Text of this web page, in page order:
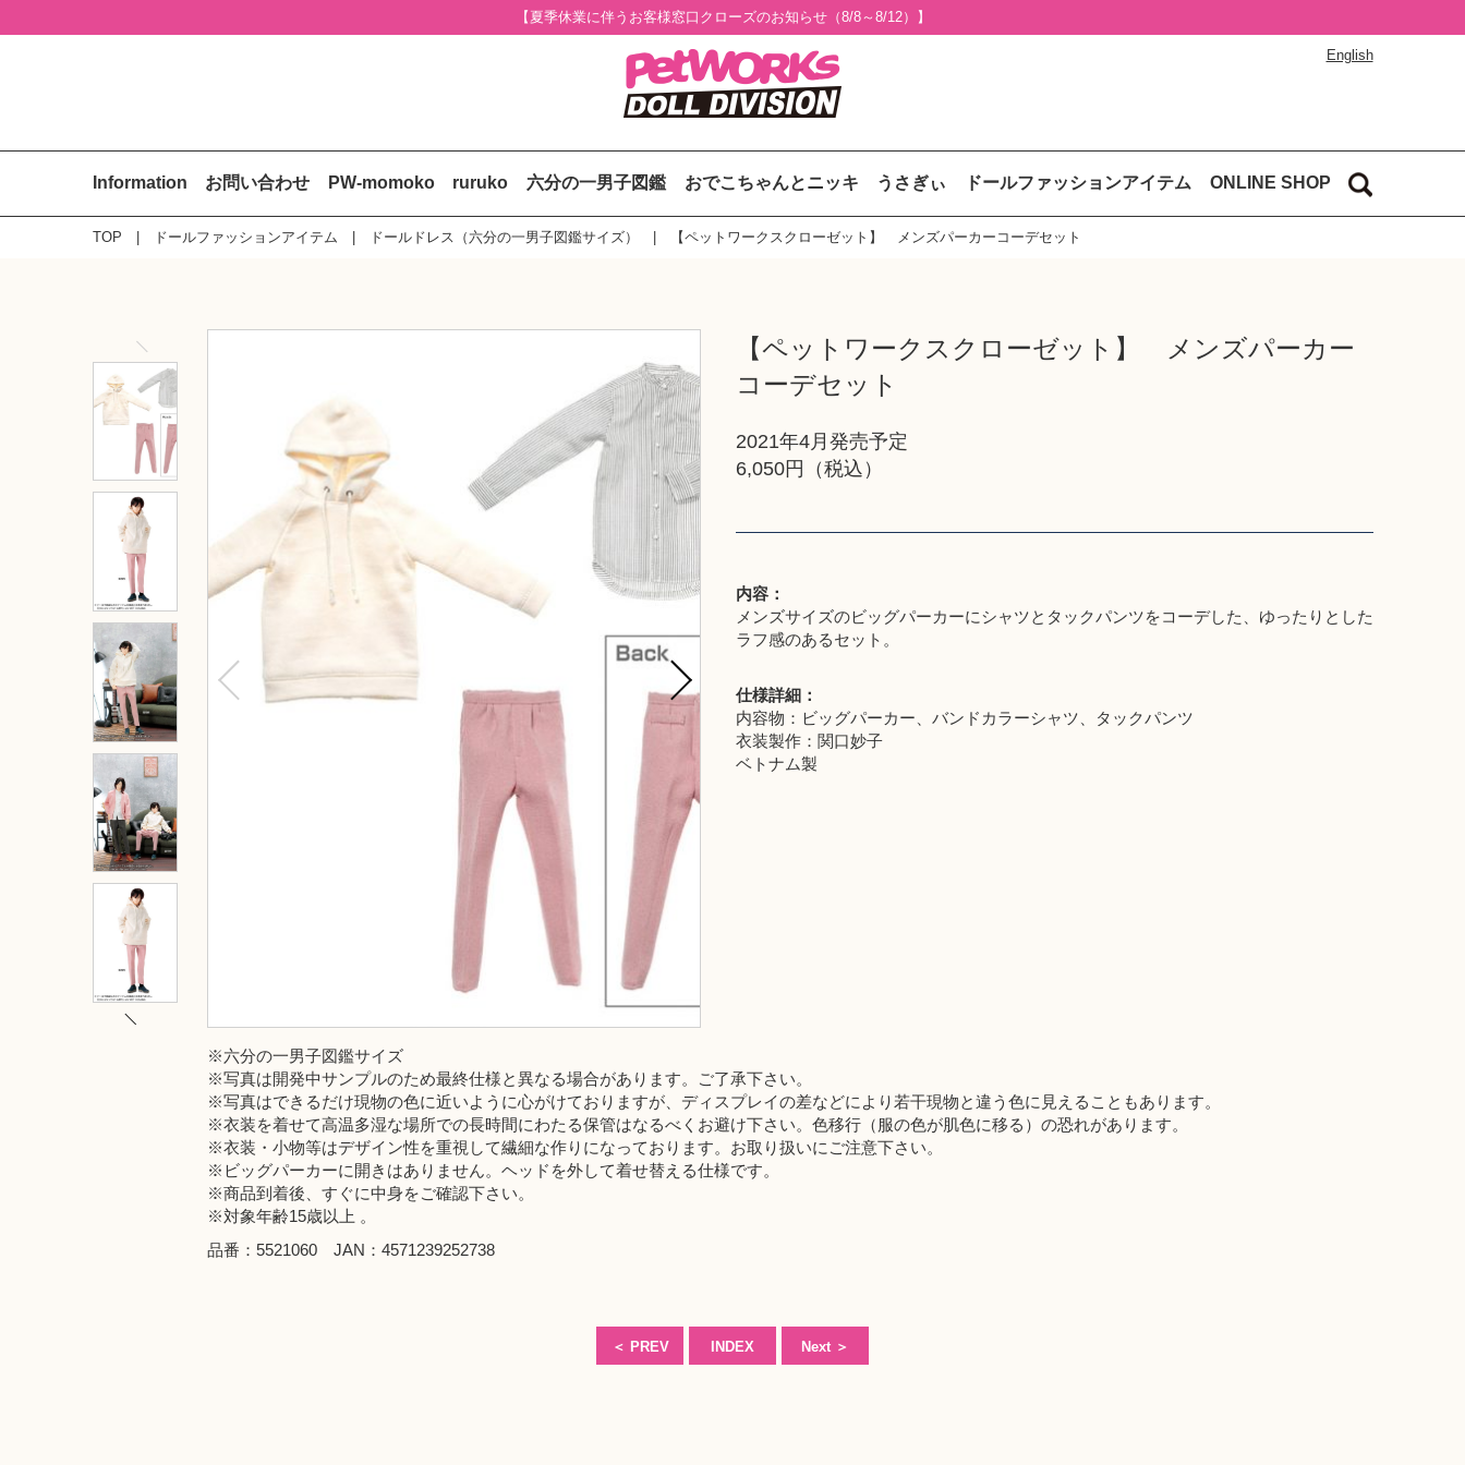
【夏季休業に伴うお客様窓口クローズのお知らせ（8/8～8/12）】
English
Information お問い合わせ PW-momoko ruruko 六分の一男子図鑑 おでこちゃんとニッキ うさぎぃ ドールファッションアイテム ONLINE SHOP
TOP ドールファッションアイテム ドールドレス（六分の一男子図鑑サイズ） 【ペットワークスクローゼット】 メンズパーカーコーデセット
【ペットワークスクローゼット】 メンズパーカー
コーデセット
2021年4月発売予定
6,050円（税込）
内容：
メンズサイズのビッグパーカーにシャツとタックパンツをコーデした、ゆったりとした
ラフ感のあるセット。
仕様詳細：
内容物：ビッグパーカー、バンドカラーシャツ、タックパンツ
衣装製作：関口妙子
ベトナム製
※六分の一男子図鑑サイズ
※写真は開発中サンプルのため最終仕様と異なる場合があります。ご了承下さい。
※写真はできるだけ現物の色に近いように心がけておりますが、ディスプレイの差などにより若干現物と違う色に見えることもあります。
※衣装を着せて高温多湿な場所での長時間にわたる保管はなるべくお避け下さい。色移行（服の色が肌色に移る）の恐れがあります。
※衣装・小物等はデザイン性を重視して繊細な作りになっております。お取り扱いにご注意下さい。
※ビッグパーカーに開きはありません。ヘッドを外して着せ替える仕様です。
※商品到着後、すぐに中身をご確認下さい。
※対象年齢15歳以上 。
品番：5521060 JAN：4571239252738
＜ PREV INDEX Next ＞